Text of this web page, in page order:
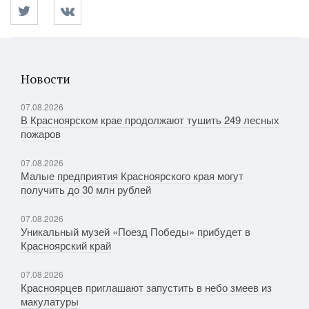
Новости
07.08.2026
В Красноярском крае продолжают тушить 249 лесных
пожаров
07.08.2026
Малые предприятия Красноярского края могут
получить до 30 млн рублей
07.08.2026
Уникальный музей «Поезд Победы» прибудет в
Красноярский край
07.08.2026
Красноярцев приглашают запустить в небо змеев из
макулатуры